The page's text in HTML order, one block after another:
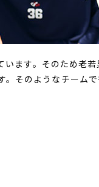
ます。そのため老
そのようなチーム